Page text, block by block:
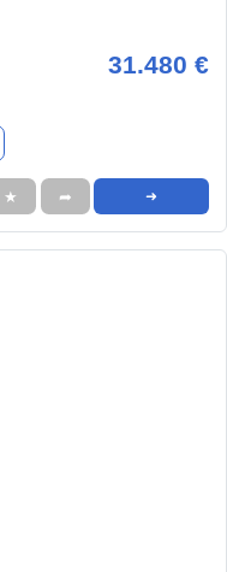
31.480 €
★ ➦ ➜